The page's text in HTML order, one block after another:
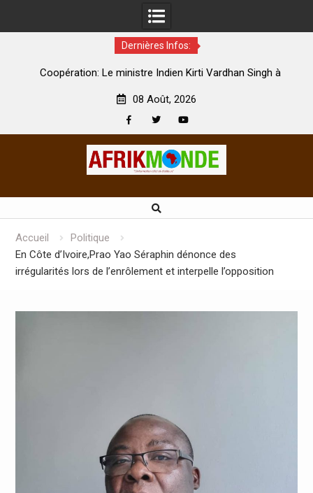
Dernières Infos:
Coopération: Le ministre Indien Kirti Vardhan Singh à
08 Août, 2026
Accueil
Politique
En Côte d’Ivoire,Prao Yao Séraphin dénonce des
irrégularités lors de l’enrôlement et interpelle l’opposition